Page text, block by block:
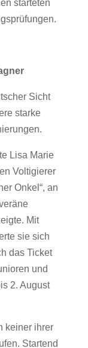
starteten
Sicht
starke
Lisa Marie
Voltigierer
Onkel“, an
Mit
sie sich
das Ticket
und
2. August
keiner ihrer
Startend